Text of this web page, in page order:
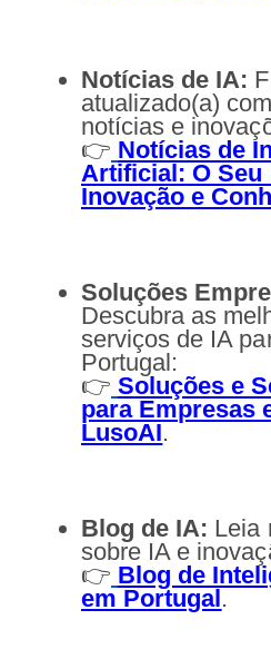
Notícias de IA:
atualizado(a)
notícias e
👉 Notícias de
Artificial: O Seu
Inovação e
Soluções
Descubra as
serviços de IA
Portugal:
👉 Soluções e
para Empresas
LusoAI.
Blog de IA: Leia
sobre IA e
👉 Blog de
em Portugal.